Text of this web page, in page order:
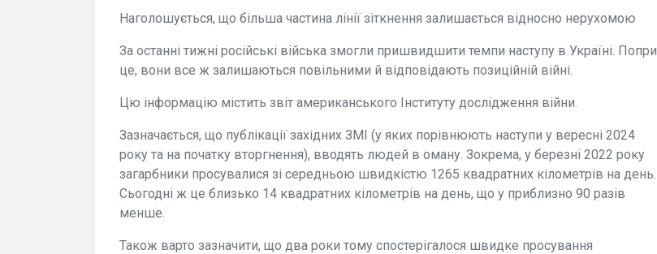
Наголошується, що більша частина лінії зіткнення залишається відносно нерухомою
За останні тижні російські війська змогли пришвидшити темпи наступу в Україні. Попри
це, вони все ж залишаються повільними й відповідають позиційній війні.
Цю інформацію містить звіт американського Інституту дослідження війни.
Зазначається, що публікації західних ЗМІ (у яких порівнюють наступи у вересні 2024
року та на початку вторгнення), вводять людей в оману. Зокрема, у березні 2022 року
загарбники просувалися зі середньою швидкістю 1265 квадратних кілометрів на день.
Сьогодні ж це близько 14 квадратних кілометрів на день, що у приблизно 90 разів
менше.
Також варто зазначити, що два роки тому спостерігалося швидке просування